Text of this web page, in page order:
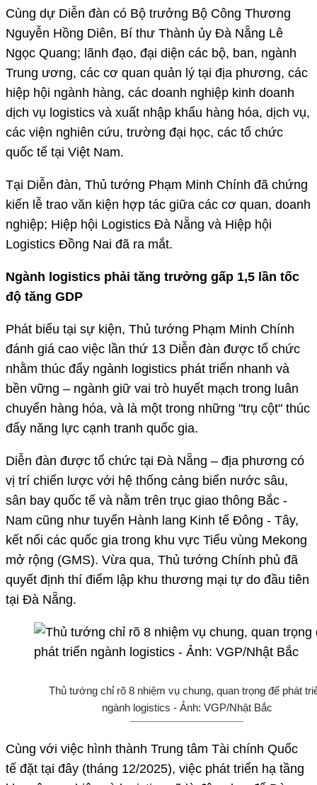
Cùng dự Diễn đàn có Bộ trưởng Bộ Công Thương
Nguyễn Hồng Diên, Bí thư Thành ủy Đà Nẵng Lê
Ngọc Quang; lãnh đạo, đại diện các bộ, ban, ngành
Trung ương, các cơ quan quản lý tại địa phương, các
hiệp hội ngành hàng, các doanh nghiệp kinh doanh
dịch vụ logistics và xuất nhập khẩu hàng hóa, dịch vụ,
các viện nghiên cứu, trường đại học, các tổ chức
quốc tế tại Việt Nam.
Tại Diễn đàn, Thủ tướng Phạm Minh Chính đã chứng
kiến lễ trao văn kiện hợp tác giữa các cơ quan, doanh
nghiệp; Hiệp hội Logistics Đà Nẵng và Hiệp hội
Logistics Đồng Nai đã ra mắt.
Ngành logistics phải tăng trưởng gấp 1,5 lần tốc
độ tăng GDP
Phát biểu tại sự kiện, Thủ tướng Phạm Minh Chính
đánh giá cao việc lần thứ 13 Diễn đàn được tổ chức
nhằm thúc đẩy ngành logistics phát triển nhanh và
bền vững – ngành giữ vai trò huyết mạch trong luân
chuyển hàng hóa, và là một trong những "trụ cột" thúc
đẩy năng lực cạnh tranh quốc gia.
Diễn đàn được tổ chức tại Đà Nẵng – địa phương có
vị trí chiến lược với hệ thống cảng biển nước sâu,
sân bay quốc tế và nằm trên trục giao thông Bắc -
Nam cũng như tuyến Hành lang Kinh tế Đông - Tây,
kết nối các quốc gia trong khu vực Tiểu vùng Mekong
mở rộng (GMS). Vừa qua, Thủ tướng Chính phủ đã
quyết định thí điểm lập khu thương mại tự do đầu tiên
tại Đà Nẵng.
Thủ tướng chỉ rõ 8 nhiệm vụ chung, quan trọng để phát
ngành logistics - Ảnh: VGP/Nhật Bắc
Cùng với việc hình thành Trung tâm Tài chính Quốc
tế đặt tại đây (tháng 12/2025), việc phát triển hạ tầng